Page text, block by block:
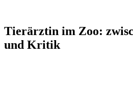
Tierärztin im Zoo:
und Kritik